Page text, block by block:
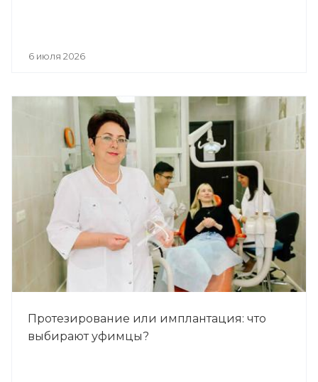
6 июля 2026
Протезирование или имплантация: что
выбирают уфимцы?